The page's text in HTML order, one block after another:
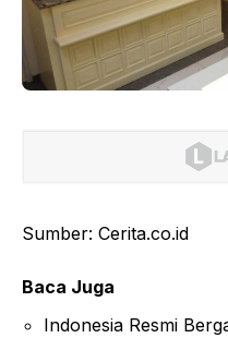
Sumber: Cerita.co.id
Baca Juga
Indonesia Resmi